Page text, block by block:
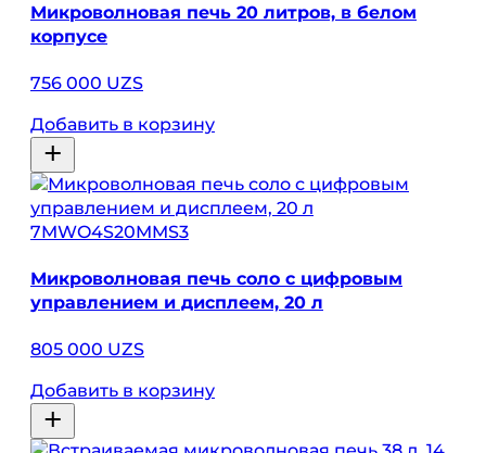
Микроволновая печь 20 литров, в белом
корпусе
756 000 UZS
Добавить в корзину
7MWO4S20MMS3
Микроволновая печь соло с цифровым
управлением и дисплеем, 20 л
805 000 UZS
Добавить в корзину